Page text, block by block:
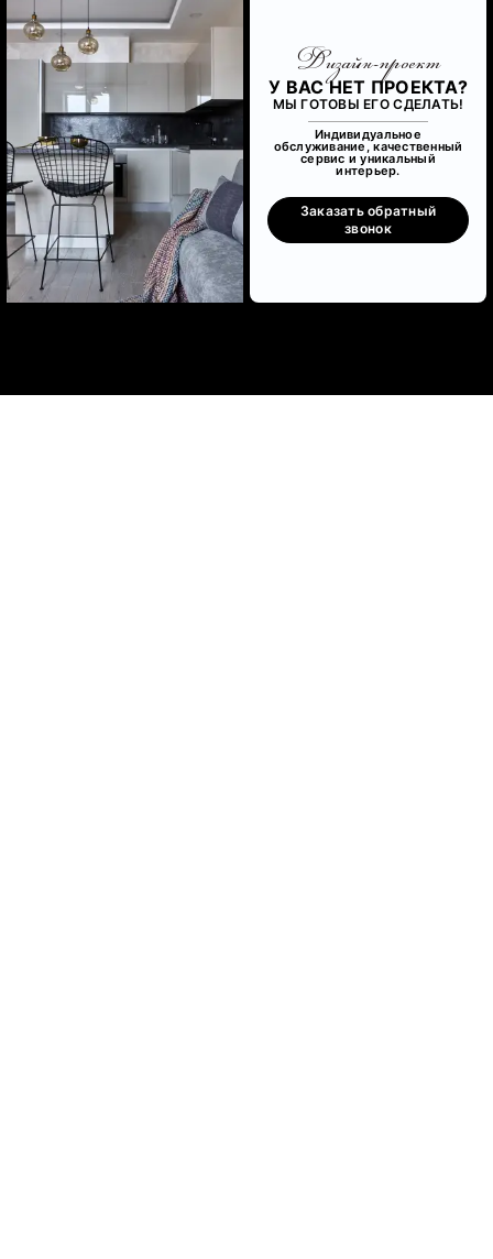
Дизайн-проект
У ВАС НЕТ ПРОЕКТА?
МЫ ГОТОВЫ ЕГО СДЕЛАТЬ!
Индивидуальное
обслуживание, качественный
сервис и уникальный
интерьер.
Заказать обратный
звонок